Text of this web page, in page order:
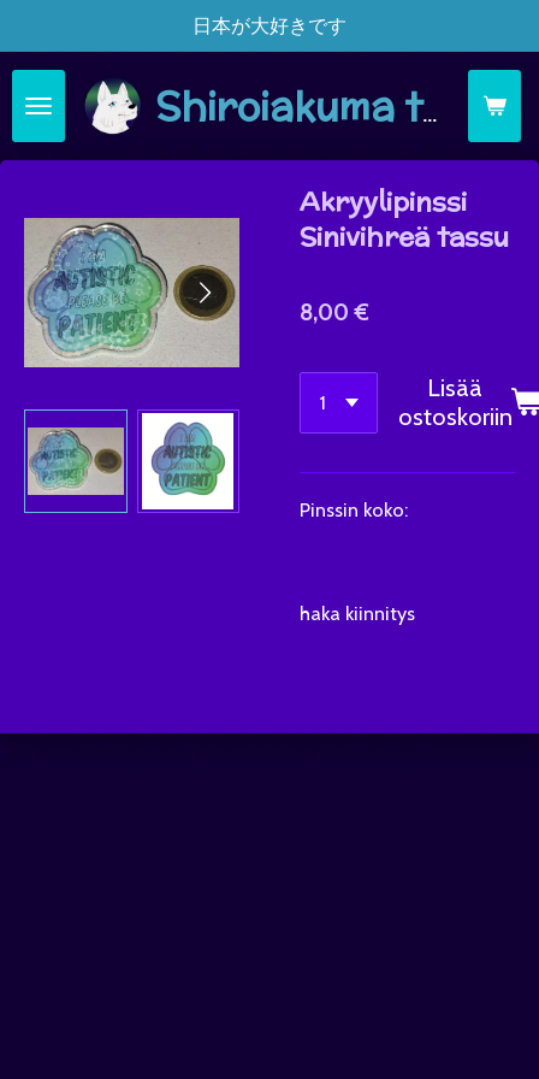
pääsisältöön
Shiroiakuma täsä moi
日本が大好きです
Akryylipinssi
Sinivihreä tassu
8,00 €
Lisää
ostoskoriin
Pinssin koko:
haka kiinnitys